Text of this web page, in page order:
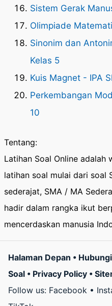
Sistem Gerak
Olimpiade
Sinonim dan
Kelas 5
Kuis Magnet - IPA
Perkembangan
10
Tentang:
Latihan Soal Online
latihan soal mulai dari soal
sederajat, SMA / MA
hadir dalam rangka ikut
mencerdaskan manusia
Halaman Depan •
Soal • Privacy Policy •
Follow us: Facebook •